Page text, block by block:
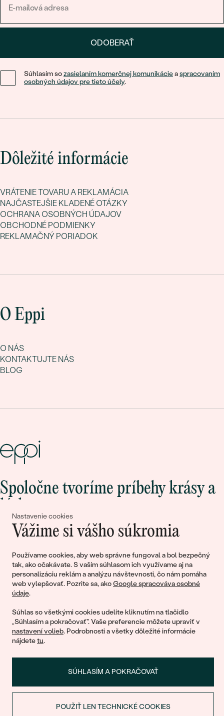
Nastavenie cookies
Vážime si vášho súkromia
Používame cookies, aby web správne fungoval a bol bezpečný
tak, ako očakávate. S vaším súhlasom ich využívame aj na
personalizáciu reklám a analýzu návštevnosti, čo nám pomáha
web vylepšovať. Pozrite sa, akoGoogle spracováva osobné
údaje.
Súhlas so všetkými cookies udelíte kliknutím na tlačidlo
„Súhlasím a pokračovať". Vaše preferencie môžete upraviť v
nastavení volieb. Podrobnosti a všetky dôležité informácie
nájdetetu.
SÚHLASÍM A POKRAČOVAŤ
POUŽIŤ LEN TECHNICKÉ COOKIES
ODOBERAŤ
Súhlasím sozasielaním komerčnej komunikácieaspracovaním
osobných údajov pre tieto účely.
Dôležité informácie
VRÁTENIE TOVARU A REKLAMÁCIA
NAJČASTEJŠIE KLADENÉ OTÁZKY
OCHRANA OSOBNÝCH ÚDAJOV
OBCHODNÉ PODMIENKY
REKLAMAČNÝ PORIADOK
O Eppi
O NÁS
KONTAKTUJTE NÁS
BLOG
Spoločne tvoríme príbehy krásy a
Pripojte sa k nám!
© 2011 - 2026, Eppi.sk